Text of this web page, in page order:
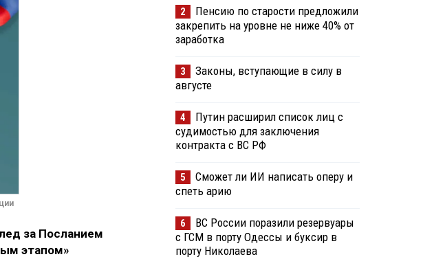
за Посланием
этапом»
2
Пенсию по старости предложили
закрепить на уровне не ниже 40% от
заработка
3
Законы, вступающие в силу в
августе
4
Путин расширил список лиц с
судимостью для заключения
контракта с ВС РФ
5
Сможет ли ИИ написать оперу и
спеть арию
6
ВС России поразили резервуары
с ГСМ в порту Одессы и буксир в
порту Николаева